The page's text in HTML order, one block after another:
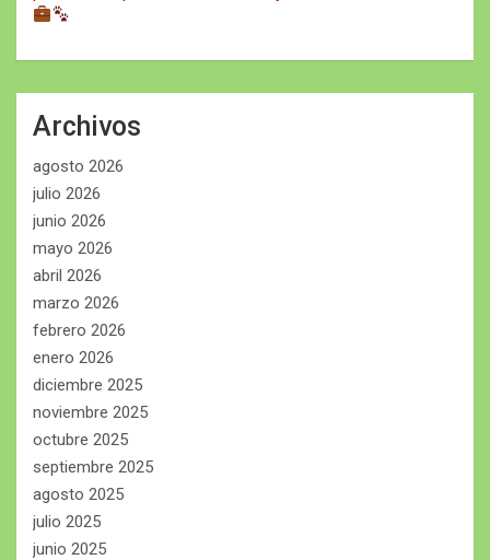
Archivos
agosto 2026
julio 2026
junio 2026
mayo 2026
abril 2026
marzo 2026
febrero 2026
enero 2026
diciembre 2025
noviembre 2025
octubre 2025
septiembre 2025
agosto 2025
julio 2025
junio 2025